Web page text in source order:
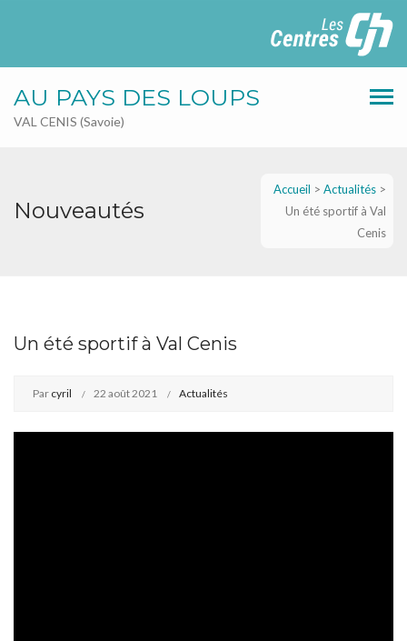
AU PAYS DES LOUPS
VAL CENIS (Savoie)
Nouveautés
Accueil > Actualités >
Un été sportif à Val
Cenis
Un été sportif à Val Cenis
Par cyril 22 août 2021 Actualités